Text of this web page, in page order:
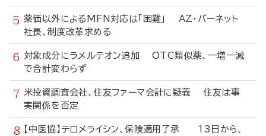
薬価以外によるMFN対応は「困難」 AZ・バーネット
社長、制度改革求める
対象成分にラメルテオン追加 OTC類似薬、一増一減
で合計変わらず
米投資調査会社、住友ファーマ会計に疑義 住友は事
実関係を否定
【中医協】テロメライシン、保険適用了承 13日から、